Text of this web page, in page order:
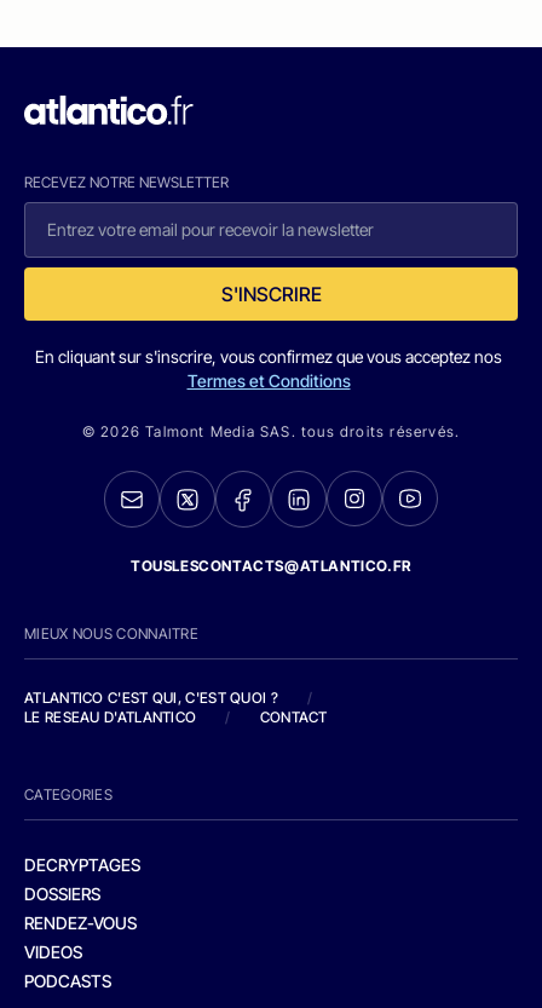
RECEVEZ NOTRE NEWSLETTER
S'INSCRIRE
En cliquant sur s'inscrire, vous confirmez que vous acceptez nos
Termes et Conditions
© 2026 Talmont Media SAS. tous droits réservés.
TOUSLESCONTACTS@ATLANTICO.FR
MIEUX NOUS CONNAITRE
ATLANTICO C'EST QUI, C'EST QUOI ?
/
LE RESEAU D'ATLANTICO
/ CONTACT
CATEGORIES
DECRYPTAGES
DOSSIERS
RENDEZ-VOUS
VIDEOS
PODCASTS